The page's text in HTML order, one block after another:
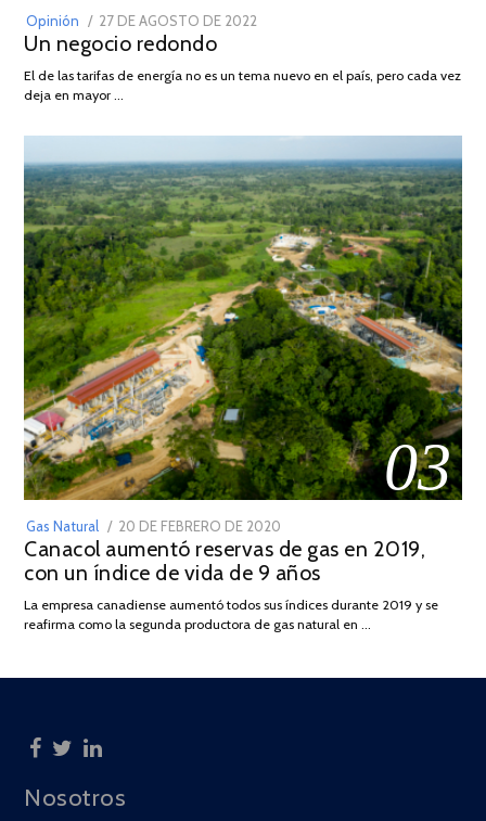
Opinión
POSTED
ON
27 DE AGOSTO DE 2022
DE
Un negocio redondo
El de las tarifas de energía no es un tema nuevo en el país, pero cada vez
deja en mayor …
03
Gas Natural
POSTED
ON
20 DE FEBRERO DE 2020
DE
JULIO
2025
Canacol aumentó reservas de gas en 2019,
con un índice de vida de 9 años
La empresa canadiense aumentó todos sus índices durante 2019 y se
reafirma como la segunda productora de gas natural en …
Nosotros